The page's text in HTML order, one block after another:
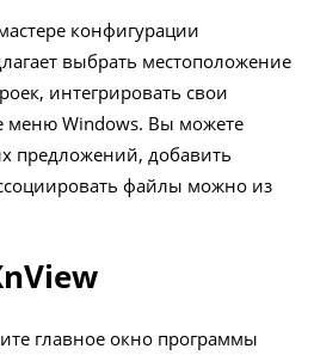
конфигурации
выбрать местоположение
интегрировать свои
меню Windows. Вы можете
предложений, добавить
файлы можно из
главное окно программы